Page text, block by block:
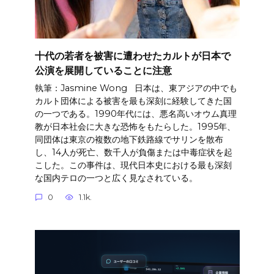
十代の若者を被害に遭わせたカルトが日本で
公演を展開していることに注意
執筆：Jasmine Wong 日本は、東アジアの中でも
カルト団体による被害を最も深刻に経験してきた国
の一つである。1990年代には、悪名高いオウム真理
教が日本社会に大きな恐怖をもたらした。1995年、
同団体は東京の複数の地下鉄路線でサリンを散布
し、14人が死亡、数千人が負傷または中毒症状を起
こした。この事件は、現代日本史における最も深刻
な国内テロの一つと広く見なされている。
0 1.1k.